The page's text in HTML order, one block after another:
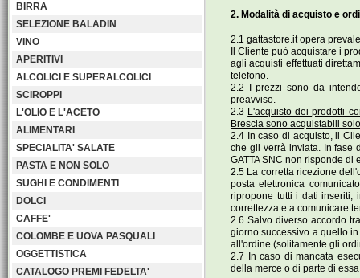
BIRRA
SELEZIONE BALADIN
VINO
APERITIVI
ALCOLICI E SUPERALCOLICI
SCIROPPI
L'OLIO E L'ACETO
ALIMENTARI
SPECIALITA' SALATE
PASTA E NON SOLO
SUGHI E CONDIMENTI
DOLCI
CAFFE'
COLOMBE E UOVA PASQUALI
OGGETTISTICA
CATALOGO PREMI FEDELTA'
2. Modalità di acquisto e
2.1 gattastore.it opera
Il Cliente può acquistare i
agli acquisti effettuati
telefono.
2.2 I prezzi sono da
preavviso.
2.3 L'acquisto dei prodotti
Brescia sono acquistabili
2.4 In caso di acquisto, il
che gli verrà inviata. In fase
GATTA SNC non risponde
2.5 La corretta ricezione
posta elettronica
ripropone tutti i dati inseriti,
correttezza e a comunicare
2.6 Salvo diverso accordo
giorno successivo a quello
all'ordine (solitamente gli
2.7 In caso di mancata
della merce o di parte di